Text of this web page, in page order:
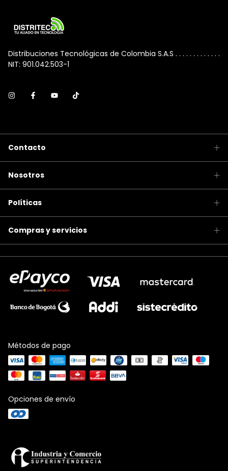
Distribuciones Tecnológicas de Colombia S.A.S . . . . . . . . . . . . .
NIT: 901.042.503-1
Contacto
Nosotros
Políticas
Compras y servicios
Métodos de pago
Opciones de envío